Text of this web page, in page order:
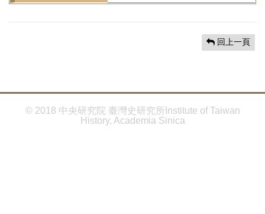
回上一頁
© 2018 中央研究院 臺灣史研究所Institute of Taiwan
History, Academia Sinica